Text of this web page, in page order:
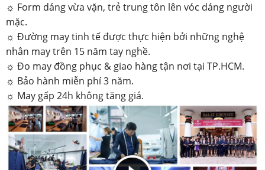
☼ Form dáng vừa vặn, trẻ trung tôn lên vóc dáng người
mặc.
☼ Đường may tinh tế được thực hiện bởi những nghệ
nhân may trên 15 năm tay nghề.
☼ Đo may đồng phục & giao hàng tận nơi tại TP.HCM.
☼ Bảo hành miễn phí 3 năm.
☼ May gấp 24h không tăng giá.